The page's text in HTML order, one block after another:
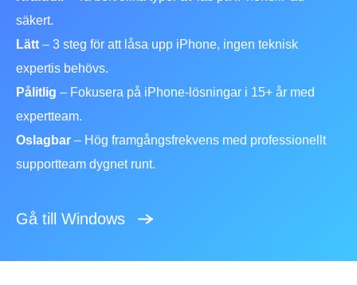
säkert.
Lätt – 3 steg för att låsa upp iPhone, ingen teknisk
expertis behövs.
Pålitlig – Fokusera på iPhone-lösningar i 15+ år med
expertteam.
Oslagbar – Hög framgångsfrekvens med professionellt
supportteam dygnet runt.
Gå till Windows